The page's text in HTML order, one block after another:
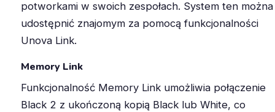
potworkami w swoich zespołach. System ten można
udostępnić znajomym za pomocą funkcjonalności
Unova Link.
Memory Link
Funkcjonalność Memory Link umożliwia połączenie
Black 2 z ukończoną kopią Black lub White, co